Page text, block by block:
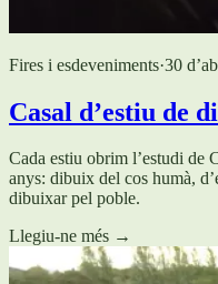
Fires i esdeveniments·30
Casal d’estiu de
Cada estiu obrim l’estudi de
anys: dibuix del cos humà,
dibuixar pel poble.
Llegiu-ne més →